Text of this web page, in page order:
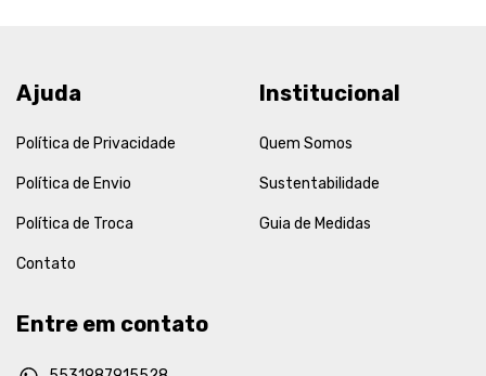
Ajuda
Política de Privacidade
Política de Envio
Política de Troca
Contato
Institucional
Quem Somos
Sustentabilidade
Guia de Medidas
Entre em contato